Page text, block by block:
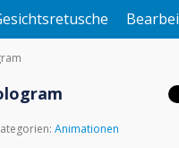
Animationen